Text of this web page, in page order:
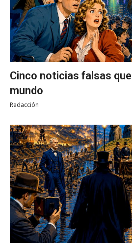
Cinco noticias falsas
mundo
Redacción